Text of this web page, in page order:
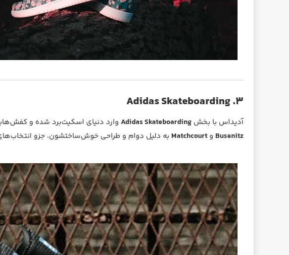
۳. Adidas Skateboarding
آدیداس با بخش Adidas Skateboarding وارد دنیای اسکیت‌برد شده و
Busenitz و Matchcourt به دلیل دوام و طراحی خوش‌ساختشون، جزو